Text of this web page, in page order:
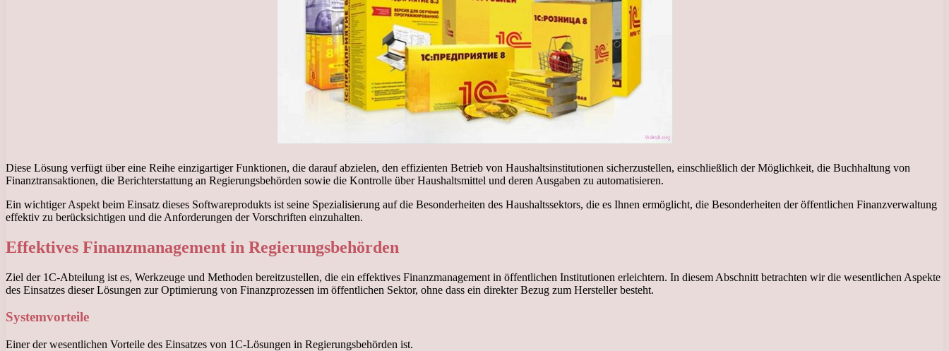
Diese Lösung verfügt über eine Reihe einzigartiger Funktionen, die darauf abzielen, den effizienten Betrieb von Haushaltsinstitutionen sicherzustellen, einschließlich der Möglichkeit, die Buchhaltung von
Finanztransaktionen, die Berichterstattung an Regierungsbehörden sowie die Kontrolle über Haushaltsmittel und deren Ausgaben zu automatisieren.
Ein wichtiger Aspekt beim Einsatz dieses Softwareprodukts ist seine Spezialisierung auf die Besonderheiten des Haushaltssektors, die es Ihnen ermöglicht, die Besonderheiten der öffentlichen Finanzverwaltung
effektiv zu berücksichtigen und die Anforderungen der Vorschriften einzuhalten.
Effektives Finanzmanagement in Regierungsbehörden
Ziel der 1C-Abteilung ist es, Werkzeuge und Methoden bereitzustellen, die ein effektives Finanzmanagement in öffentlichen Institutionen erleichtern. In diesem Abschnitt betrachten wir die wesentlichen Aspekte
des Einsatzes dieser Lösungen zur Optimierung von Finanzprozessen im öffentlichen Sektor, ohne dass ein direkter Bezug zum Hersteller besteht.
Systemvorteile
Einer der wesentlichen Vorteile des Einsatzes von 1C-Lösungen in Regierungsbehörden ist.